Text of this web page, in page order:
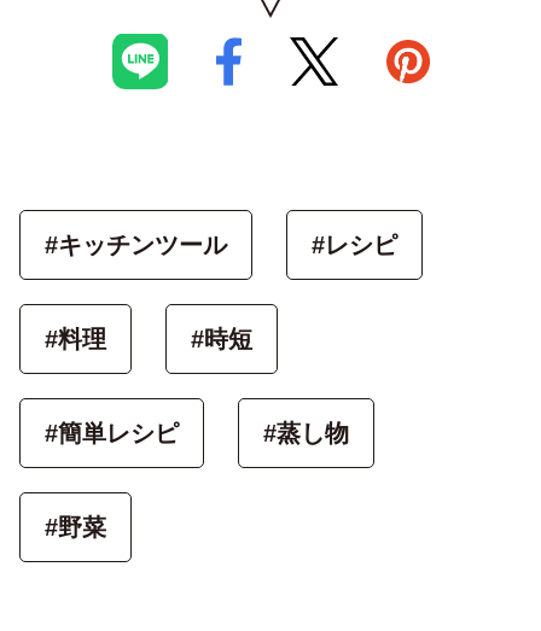
#キッチンツール #レシピ
#料理 #時短
#簡単レシピ #蒸し物
#野菜